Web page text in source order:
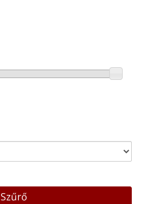
Szűrő